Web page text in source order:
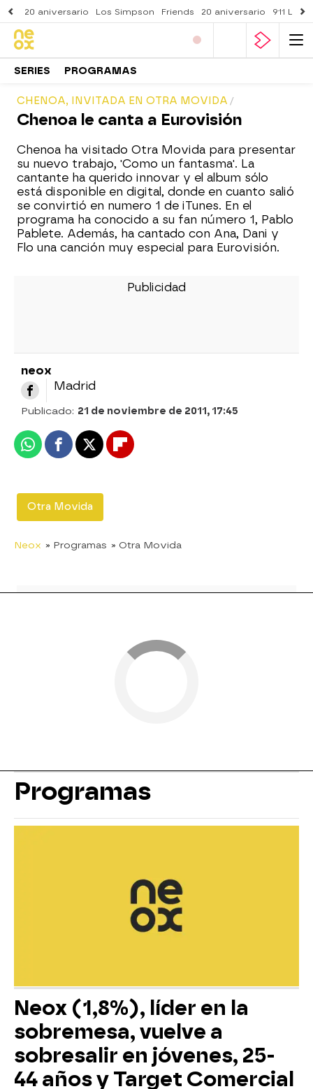
20 aniversario Los Simpson Friends 20 aniversario 911
SERIES PROGRAMAS
CHENOA, INVITADA EN OTRA MOVIDA
Chenoa le canta a Eurovisión
Chenoa ha visitado Otra Movida para presentar
su nuevo trabajo, 'Como un fantasma'. La
cantante ha querido innovar y el album sólo
está disponible en digital, donde en cuanto salió
se convirtió en numero 1 de iTunes. En el
programa ha conocido a su fan número 1, Pablo
Pablete. Además, ha cantado con Ana, Dani y
Flo una canción muy especial para Eurovisión.
neox
Madrid
Publicado: 21 de noviembre de 2011, 17:45
WhatsappFacebook
X Flipboard
Otra Movida
Neox » Programas » Otra Movida
Programas
Neox (1,8%), líder en la
sobremesa, vuelve a
sobresalir en jóvenes, 25-
44 años y Target Comercial